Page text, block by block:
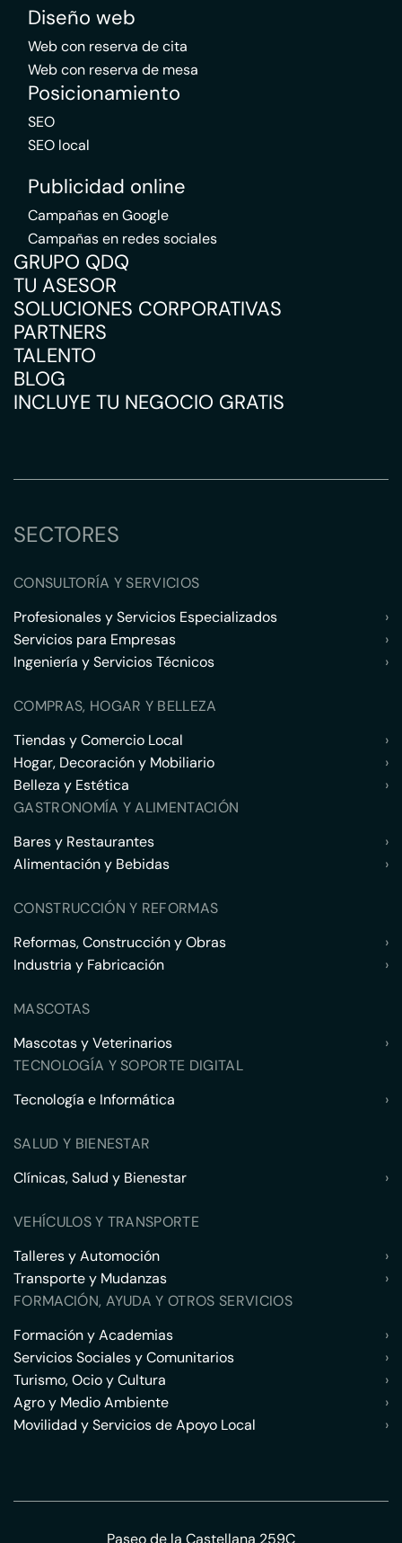
Diseño web
Web con reserva de cita
Web con reserva de mesa
Posicionamiento
SEO
SEO local
Publicidad online
Campañas en Google
Campañas en redes sociales
GRUPO QDQ
TU ASESOR
SOLUCIONES CORPORATIVAS
PARTNERS
TALENTO
BLOG
INCLUYE TU NEGOCIO GRATIS
SECTORES
CONSULTORÍA Y SERVICIOS
Profesionales y Servicios Especializados
›
Servicios para Empresas
›
Ingeniería y Servicios Técnicos
›
COMPRAS, HOGAR Y BELLEZA
Tiendas y Comercio Local
›
Hogar, Decoración y Mobiliario
›
Belleza y Estética
›
GASTRONOMÍA Y ALIMENTACIÓN
Bares y Restaurantes
›
Alimentación y Bebidas
›
CONSTRUCCIÓN Y REFORMAS
Reformas, Construcción y Obras
›
Industria y Fabricación
›
MASCOTAS
Mascotas y Veterinarios
›
TECNOLOGÍA Y SOPORTE DIGITAL
Tecnología e Informática
›
SALUD Y BIENESTAR
Clínicas, Salud y Bienestar
›
VEHÍCULOS Y TRANSPORTE
Talleres y Automoción
›
Transporte y Mudanzas
›
FORMACIÓN, AYUDA Y OTROS SERVICIOS
Formación y Academias
›
Servicios Sociales y Comunitarios
›
Turismo, Ocio y Cultura
›
Agro y Medio Ambiente
›
Movilidad y Servicios de Apoyo Local
›
Paseo de la Castellana 259C